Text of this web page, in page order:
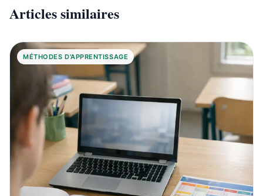
Articles similaires
MÉTHODES D'APPRENTISSAGE